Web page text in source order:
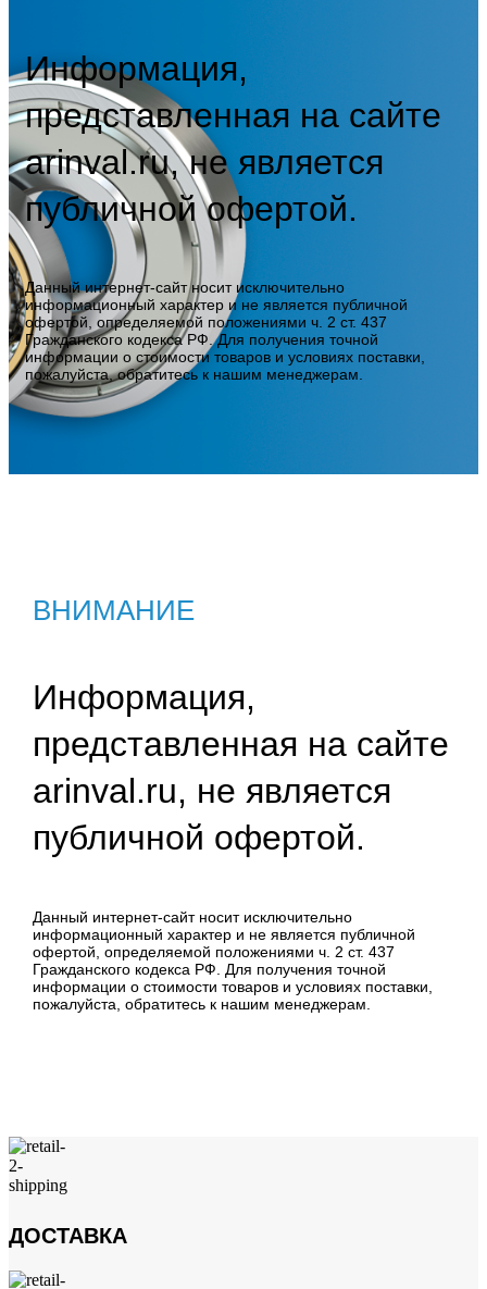
Информация,
представленная на сайте
arinval.ru, не является
публичной офертой.
Данный интернет-сайт носит исключительно
информационный характер и не является публичной
офертой, определяемой положениями ч. 2 ст. 437
Гражданского кодекса РФ. Для получения точной
информации о стоимости товаров и условиях поставки,
пожалуйста, обратитесь к нашим менеджерам.
ВНИМАНИЕ
Информация,
представленная на сайте
arinval.ru, не является
публичной офертой.
Данный интернет-сайт носит исключительно
информационный характер и не является публичной
офертой, определяемой положениями ч. 2 ст. 437
Гражданского кодекса РФ. Для получения точной
информации о стоимости товаров и условиях поставки,
пожалуйста, обратитесь к нашим менеджерам.
ДОСТАВКА